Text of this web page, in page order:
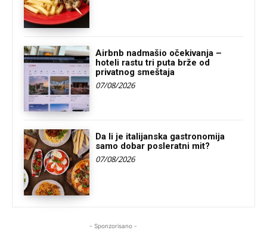
Airbnb nadmašio očekivanja –
hoteli rastu tri puta brže od
privatnog smeštaja
07/08/2026
Da li je italijanska gastronomija
samo dobar posleratni mit?
07/08/2026
- Sponzorisano -